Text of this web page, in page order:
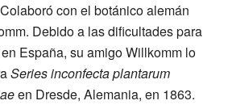
con el botánico alemán
Debido a las dificultades para
España, su amigo Willkomm lo
Series inconfecta plantarum
en Dresde, Alemania, en 1863.